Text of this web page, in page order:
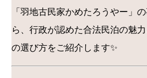
「羽地古民家かめたろうやー」
ら、行政が認めた合法民泊の魅
の選び方をご紹介します✨